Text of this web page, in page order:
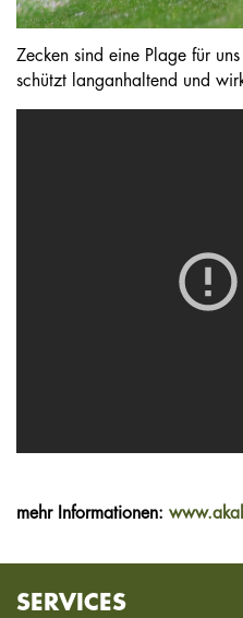
Zecken sind eine Plage für
schützt langanhaltend und
mehr Informationen:
SERVICES